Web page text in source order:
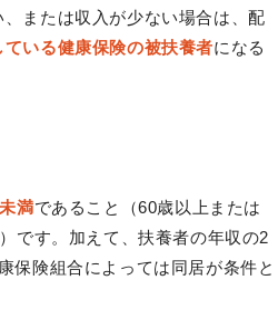
または収入が少ない場合は、配
いる健康保険の被扶養者になる
満であること（60歳以上または
です。加えて、扶養者の年収の2
保険組合によっては同居が条件と